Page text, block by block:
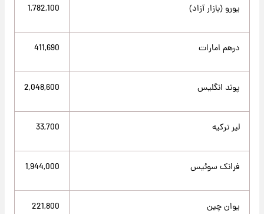
یورو (بازار آزاد) 1,782,100
درهم امارات 411,690
پوند انگلیس 2,048,600
لیر ترکیه 33,700
فرانک سوئیس 1,944,000
یوان چین 221,800